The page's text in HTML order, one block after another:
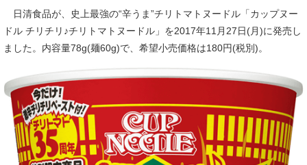
日清食品が、史上最強の“辛うま”チリトマトヌードル「カップヌー
ドル チリチリ♪チリトマトヌードル」を2017年11月27日(月)に発売し
ました。内容量78g(麺60g)で、希望小売価格は180円(税別)。